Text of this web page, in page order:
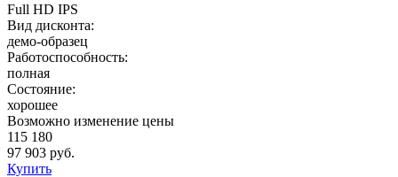
Full HD IPS
Вид дисконта:
демо-образец
Работоспособность:
полная
Состояние:
хорошее
Возможно изменение цены
115 180
97 903 руб.
Купить